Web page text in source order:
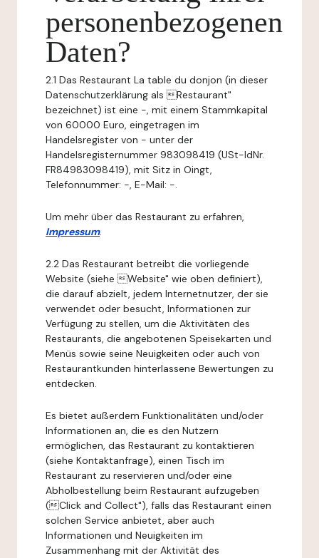
personenbezogenen
Daten?
2.1 Das Restaurant La table du donjon (in dieser
Datenschutzerklärung als Restaurant"
bezeichnet) ist eine -, mit einem Stammkapital
von 60000 Euro, eingetragen im
Handelsregister von - unter der
Handelsregisternummer 983098419 (USt-IdNr.
FR84983098419), mit Sitz in Oingt,
Telefonnummer: -, E-Mail: -.
Um mehr über das Restaurant zu erfahren,
Impressum.
2.2 Das Restaurant betreibt die vorliegende
Website (siehe Website" wie oben definiert),
die darauf abzielt, jedem Internetnutzer, der sie
verwendet oder besucht, Informationen zur
Verfügung zu stellen, um die Aktivitäten des
Restaurants, die angebotenen Speisekarten und
Menüs sowie seine Neuigkeiten oder auch von
Restaurantkunden hinterlassene Bewertungen zu
entdecken.
Es bietet außerdem Funktionalitäten und/oder
Informationen an, die es den Nutzern
ermöglichen, das Restaurant zu kontaktieren
(siehe Kontaktanfrage), einen Tisch im
Restaurant zu reservieren und/oder eine
Abholbestellung beim Restaurant aufzugeben
(Click and Collect"), falls das Restaurant einen
solchen Service anbietet, aber auch
Informationen und Neuigkeiten im
Zusammenhang mit der Aktivität des